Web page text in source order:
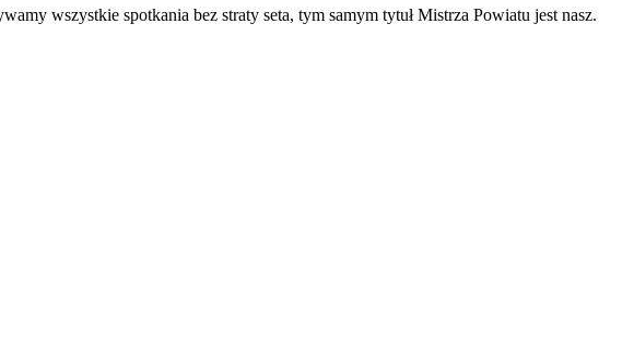
wszystkie spotkania bez straty seta, tym samym tytuł Mistrza Powiatu jest nasz.